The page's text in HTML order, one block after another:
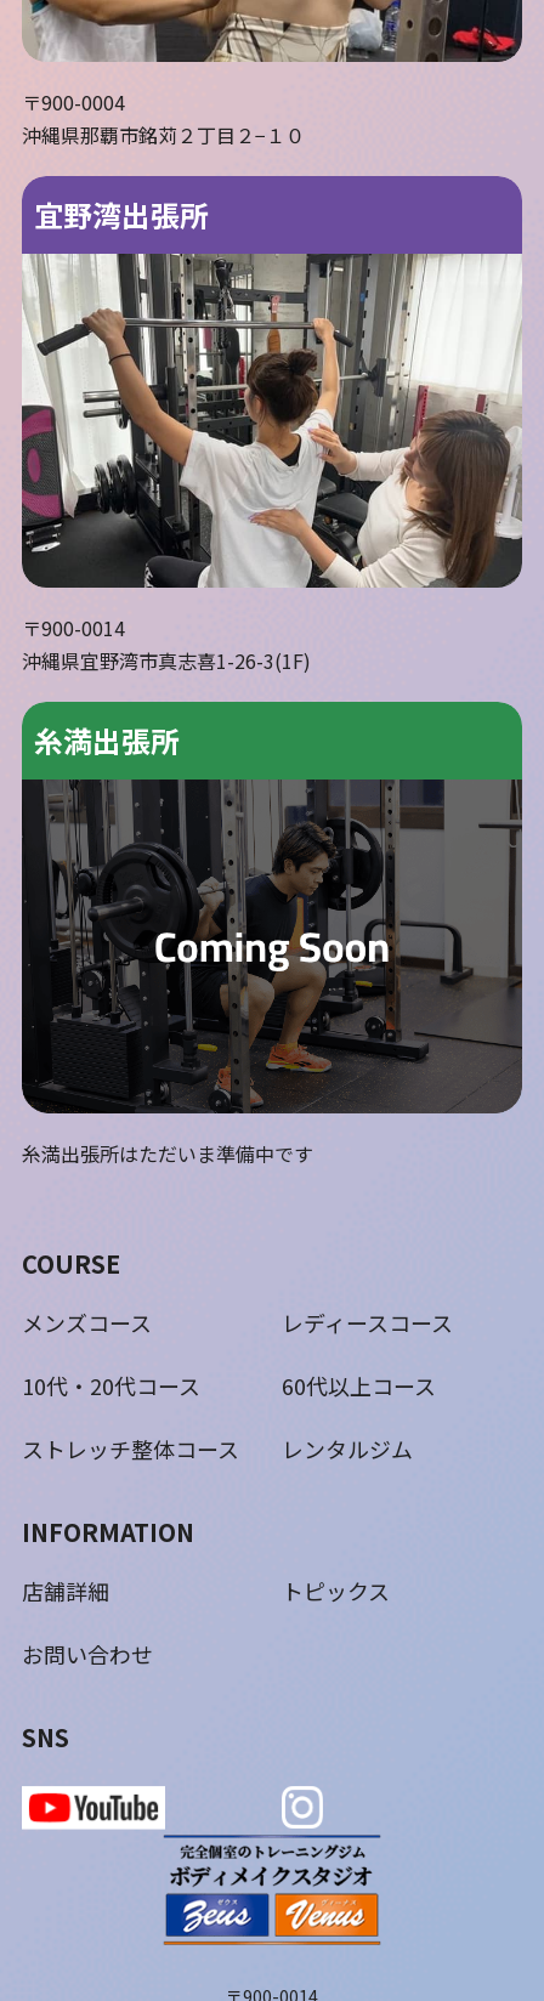
〒900-0004
沖縄県那覇市銘苅２丁目２−１０
宜野湾出張所
〒900-0014
沖縄県宜野湾市真志喜1-26-3(1F)
糸満出張所
糸満出張所はただいま準備中です
COURSE
メンズコース
レディースコース
10代・20代コース
60代以上コース
ストレッチ整体コース
レンタルジム
INFORMATION
店舗詳細
トピックス
お問い合わせ
SNS